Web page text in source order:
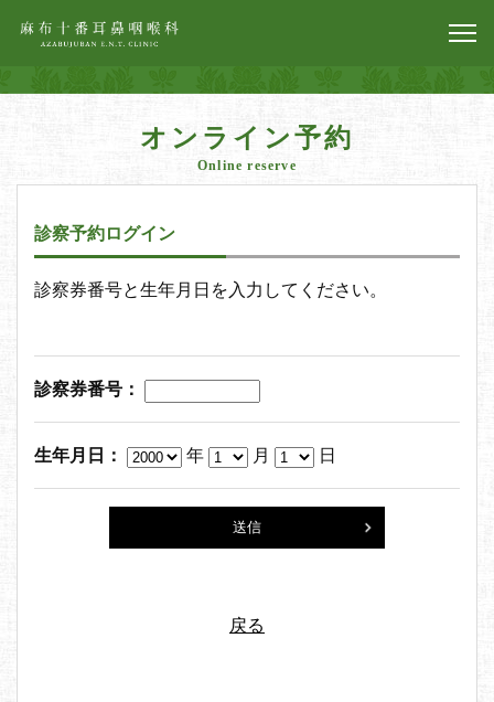
オンライン予約
Online reserve
診察予約ログイン
診察券番号と生年月日を入力してください。
診察券番号：
生年月日： 年 月 日
戻る